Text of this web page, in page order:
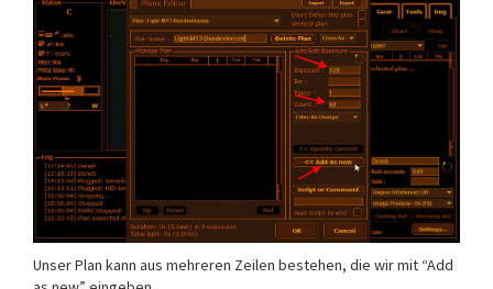
Unser Plan kann aus mehreren Zeilen bestehen, die wir mit “Add